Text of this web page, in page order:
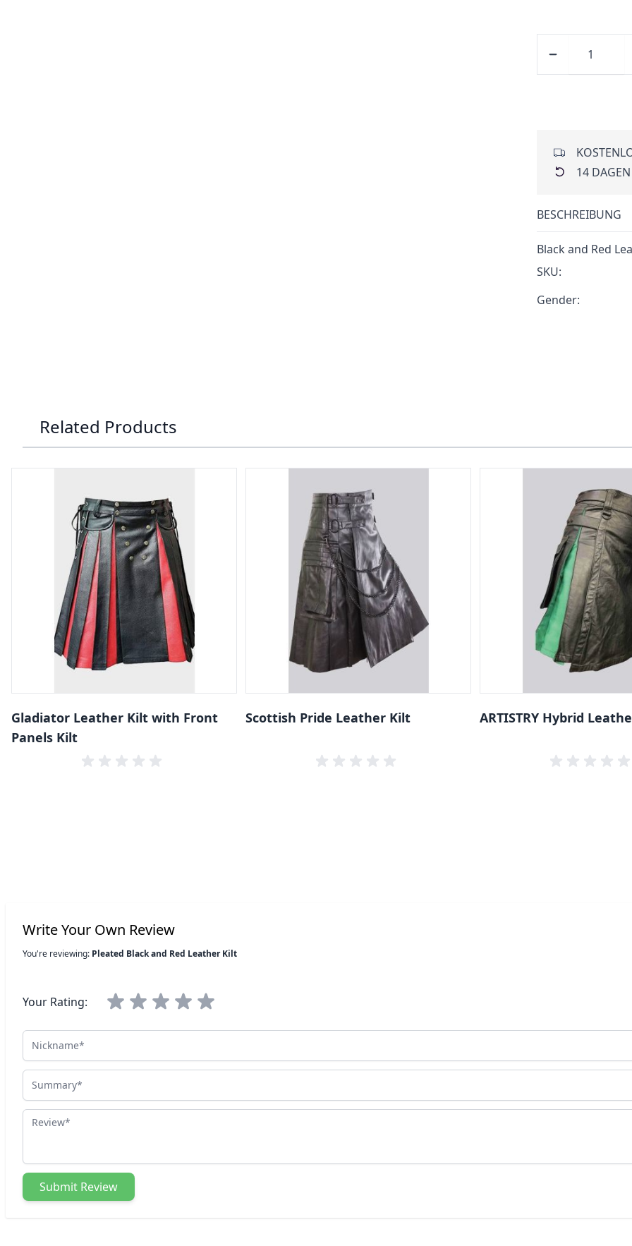
14
BESCHREIBUNG
Black and Red
SKU:
Gender:
Related Products
Gladiator Leather Kilt with Front
Panels Kilt
Scottish Pride Leather Kilt ARTISTRY Hybrid
Write Your Own Review
You're reviewing: Pleated Black and Red Leather Kilt
Your Rating:
Nickname
Summary
Review
Submit Review